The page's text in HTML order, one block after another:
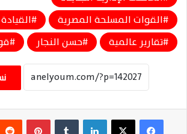
القوات المسلحة المصرية
تقارير عالمية
حسن النجار
فيسبوك ‫X لينكدإن بينتيريست